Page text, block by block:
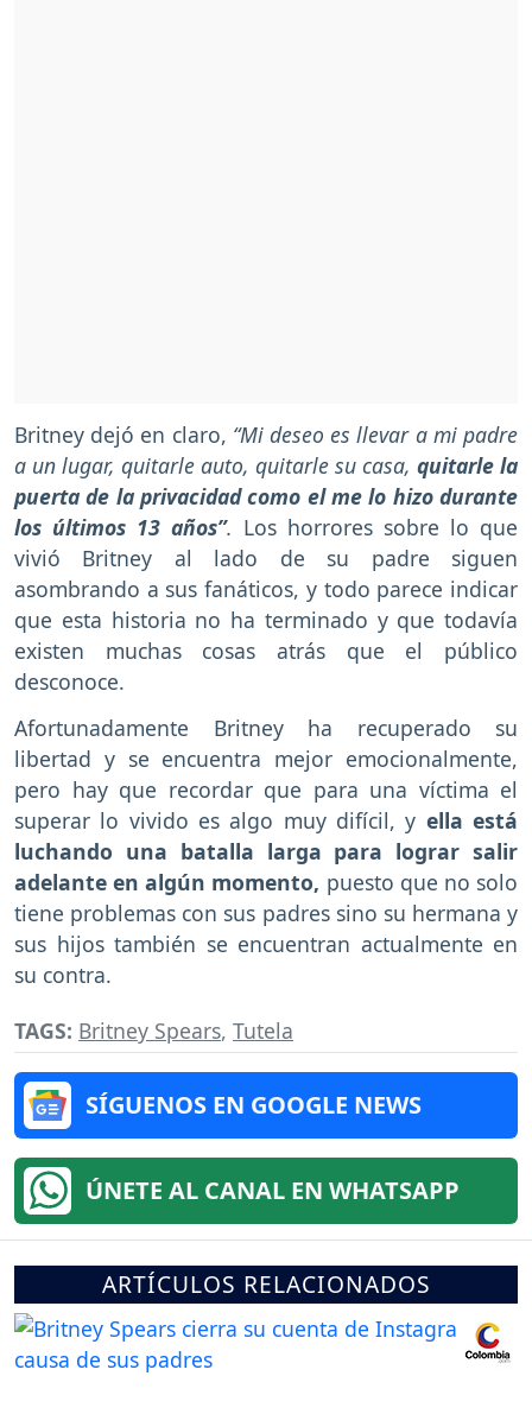
Britney dejó en claro, “Mi deseo es llevar a mi padre
a un lugar, quitarle auto, quitarle su casa, quitarle la
puerta de la privacidad como el me lo hizo durante
los últimos 13 años”. Los horrores sobre lo que
vivió Britney al lado de su padre siguen
asombrando a sus fanáticos, y todo parece indicar
que esta historia no ha terminado y que todavía
existen muchas cosas atrás que el público
desconoce.
Afortunadamente Britney ha recuperado su
libertad y se encuentra mejor emocionalmente,
pero hay que recordar que para una víctima el
superar lo vivido es algo muy difícil, y ella está
luchando una batalla larga para lograr salir
adelante en algún momento, puesto que no solo
tiene problemas con sus padres sino su hermana y
sus hijos también se encuentran actualmente en
su contra.
TAGS: Britney Spears, Tutela
SÍGUENOS EN GOOGLE NEWS
ÚNETE AL CANAL EN WHATSAPP
ARTÍCULOS RELACIONADOS